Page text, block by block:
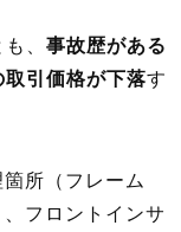
、 事故歴がある
引価格が下落す
所（フレーム
フロントインサ